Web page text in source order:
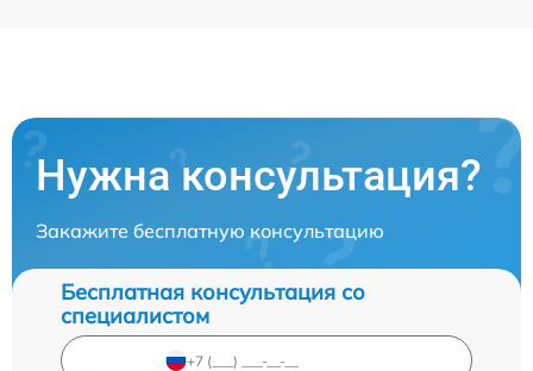
Нужна консультация?
Закажите бесплатную консультацию
Бесплатная консультация со
специалистом